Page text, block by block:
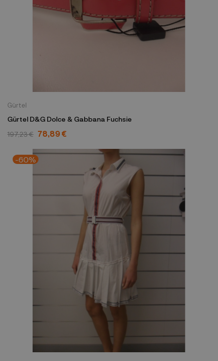
Gürtel
Gürtel D&G Dolce & Gabbana Fuchsie
197,23 € 78,89 €
-60%